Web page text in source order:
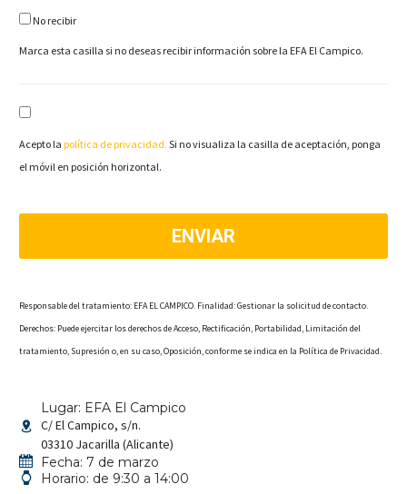
No recibir
Marca esta casilla si no deseas recibir información sobre la EFA El Campico.
Acepto la política de privacidad. Si no visualiza la casilla de aceptación, ponga
el móvil en posición horizontal.
Responsable del tratamiento: EFA EL CAMPICO. Finalidad: Gestionar la solicitud de contacto.
Derechos: Puede ejercitar los derechos de Acceso, Rectificación, Portabilidad, Limitación del
tratamiento, Supresión o, en su caso, Oposición, conforme se indica en la Política de Privacidad.


Lugar: EFA El Campico
C/ El Campico, s/n.
03310 Jacarilla (Alicante)

 Fecha: 7 de marzo

 Horario: de 9:30 a 14:00